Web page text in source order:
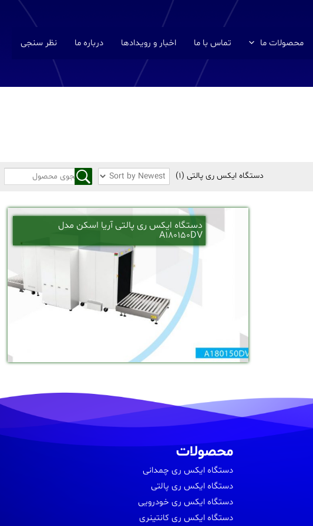
محصولات ما تماس با ما اخبار و رویدادها درباره ما نظر سنجی
دستگاه ایکس ری پالتی (1)
دستگاه ایکس ری پالتی آریا اسکن مدل
A180150DV
محصولات
دستگاه ایکس ری چمدانی
دستگاه ایکس ری پالتی
دستگاه ایکس ری خودرویی
دستگاه ایکس ری کانتینری